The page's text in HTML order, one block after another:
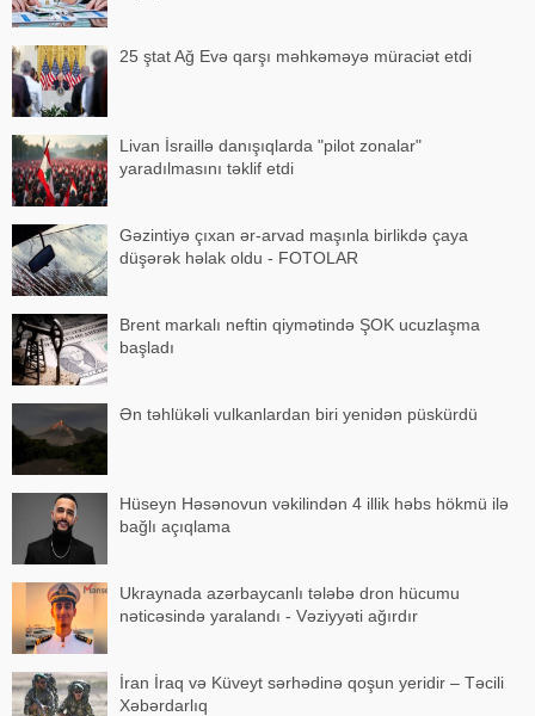
25 ştat Ağ Evə qarşı məhkəməyə müraciət etdi
Livan İsraillə danışıqlarda "pilot zonalar"
yaradılmasını təklif etdi
Gəzintiyə çıxan ər-arvad maşınla birlikdə çaya
düşərək həlak oldu - FOTOLAR
Brent markalı neftin qiymətində ŞOK ucuzlaşma
başladı
Ən təhlükəli vulkanlardan biri yenidən püskürdü
Hüseyn Həsənovun vəkilindən 4 illik həbs hökmü ilə
bağlı açıqlama
Ukraynada azərbaycanlı tələbə dron hücumu
nəticəsində yaralandı - Vəziyyəti ağırdır
İran İraq və Küveyt sərhədinə qoşun yeridir – Təcili
Xəbərdarlıq